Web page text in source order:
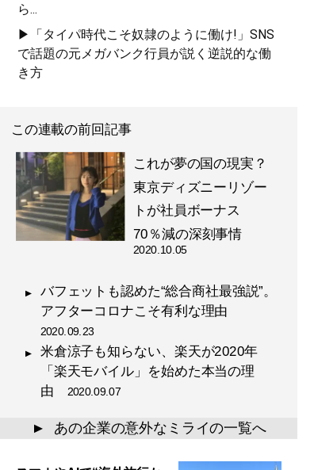
ら...
▶「タイパ時代こそ奴隷のように働け!」SNS
で話題の元メガバンク行員が説く逆説的な働
き方
この連載の前回記事
これが夢の国の現実？
東京ディズニーリゾー
トが社員ボーナス
70％減の深刻事情
2020.10.05
バフェットも認めた“総合商社最強説”。
アフターコロナこそ有利な理由
2020.09.23
米倉涼子も知らない、楽天が2020年
「楽天モバイル」を始めた本当の理
由 2020.09.07
▲ あの企業の意外なミライの一覧へ